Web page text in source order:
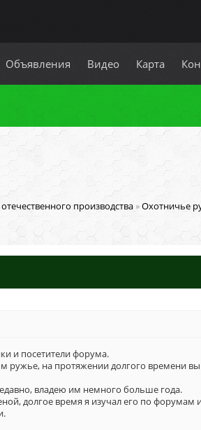
Объявления Видео Карта
производства »Охотничье
и посетители форума.
ружье, на протяжении долгого времени
владею им немного больше года.
долгое время я изучал его по форумам